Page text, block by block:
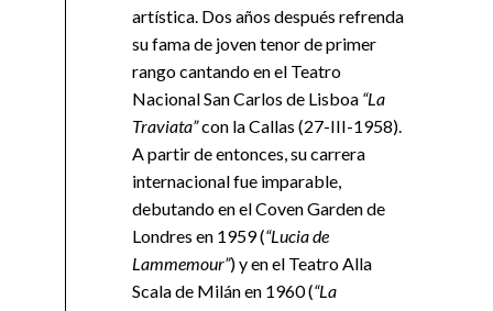
artística. Dos años después refrenda
su fama de joven tenor de primer
rango cantando en el Teatro
Nacional San Carlos de Lisboa “La
Traviata”con la Callas (27-III-1958).
A partir de entonces, su carrera
internacional fue imparable,
debutando en el Coven Garden de
Londres en 1959 (“Lucia de
Lammemour”) y en el Teatro Alla
Scala de Milán en 1960 (“La